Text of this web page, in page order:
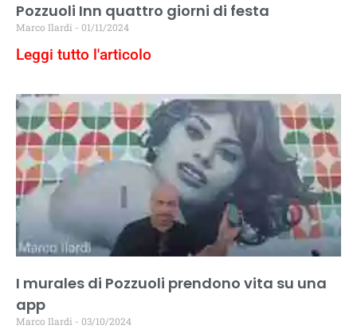
Pozzuoli Inn quattro giorni di festa
Marco Ilardi 01/11/2024
Leggi tutto l'articolo
I murales di Pozzuoli prendono vita su una
app
Marco Ilardi 03/10/2024